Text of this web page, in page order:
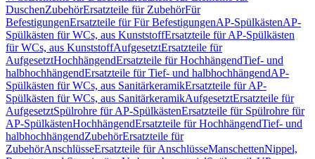
DuschenZubehörErsatzteile für ZubehörFür
BefestigungenErsatzteile für Für BefestigungenAP-SpülkästenAP-
Spülkästen für WCs, aus KunststoffErsatzteile für AP-Spülkästen
für WCs, aus KunststoffAufgesetztErsatzteile für
AufgesetztHochhängendErsatzteile für HochhängendTief- und
halbhochhängendErsatzteile für Tief- und halbhochhängendAP-
Spülkästen für WCs, aus SanitärkeramikErsatzteile für AP-
Spülkästen für WCs, aus SanitärkeramikAufgesetztErsatzteile für
AufgesetztSpülrohre für AP-SpülkästenErsatzteile für Spülrohre für
AP-SpülkästenHochhängendErsatzteile für HochhängendTief- und
halbhochhängendZubehörErsatzteile für
ZubehörAnschlüsseErsatzteile für AnschlüsseManschettenNippel,